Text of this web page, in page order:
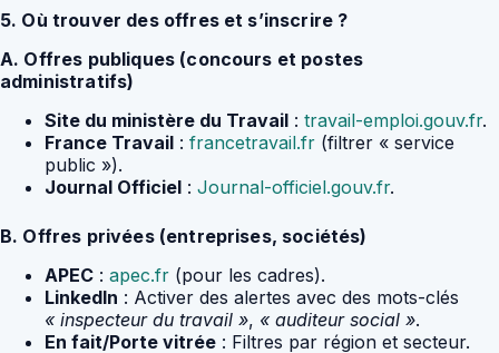
5. Où trouver des offres et s’inscrire ?
A. Offres publiques (concours et postes
administratifs)
Site du ministère du Travail : travail-emploi.gouv.fr.
France Travail : francetravail.fr (filtrer « service
public »).
Journal Officiel : Journal-officiel.gouv.fr.
B. Offres privées (entreprises, sociétés)
APEC : apec.fr (pour les cadres).
LinkedIn : Activer des alertes avec des mots-clés
« inspecteur du travail », « auditeur social ».
En fait/Porte vitrée : Filtres par région et secteur.